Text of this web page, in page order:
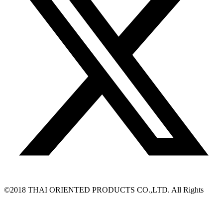
©2018 THAI ORIENTED PRODUCTS CO.,LTD. All Rights